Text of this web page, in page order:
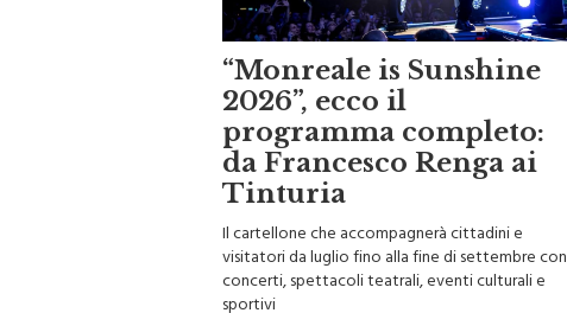
“Monreale is Sunshine
2026”, ecco il
programma completo:
da Francesco Renga ai
Tinturia
Il cartellone che accompagnerà cittadini e
visitatori da luglio fino alla fine di settembre con
concerti, spettacoli teatrali, eventi culturali e
sportivi